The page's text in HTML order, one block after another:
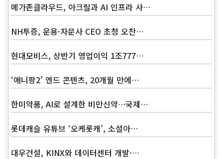
메가존클라우드, 아크릴과 AI 인프라 사…
NH투증, 운용·자문사 CEO 초청 오찬…
현대모비스, 상반기 영업이익 1조777…
‘애니팡2’ 엔드 콘텐츠, 20개월 만에…
한미약품, AI로 설계한 비만신약…국제…
롯데캐슬 유튜브 ‘오케롯캐’, 소셜아…
대우건설, KINX와 데이터센터 개발·…